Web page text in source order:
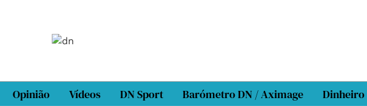
Opinião Vídeos DN Sport Barómetro DN / Aximage Dinheiro